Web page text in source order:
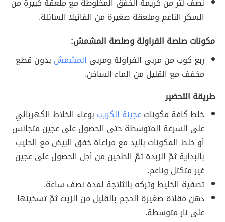
السكر الناعم وملعقة صغيرة من الفانيلا السائلة.
مكونات صلصة الفراولة وصلصة المشمش:
ربع كوب من مربى الفراولة ومربى المشمش بدون قطع
مخفف مع القليل من الماء الساخن.
طريقة التحضير
خلط كافة مكوناتعجينة الكريب بوعاء الخلاط الكهربائي
على السرعة المتوسطة حتى الحصول على عجين متجانس
أو خلط المكونات باليد مع مراعاة خفق البيض مع الحليب
بالبداية ثمّ الزبدة ثمّ الطحين من أجل الحصول على عجين
غير متكتل وناعم.
تصفية الخليط وتركه بالثلاجة لمدة نصف ساعة.
دهن مقلاة صغيرة الحجم بالقليل من الزيت ثمّ تسخينها
على نار متوسطة.